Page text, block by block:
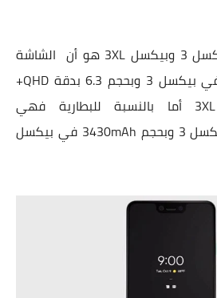
والاختلاف بين هاتف بيكسل 3 وبيكسل 3XL هو أن الشاشة
بحجم 5.5 بدقة FHD+ في بيكسل 3 وبحجم 6.3 بدقة QHD+
في هاتف بيكسل 3XL أما بالنسبة للبطارية فهي
بحجم 2915mAh في بيكسل 3 وبحجم 3430mAh في بيكسل